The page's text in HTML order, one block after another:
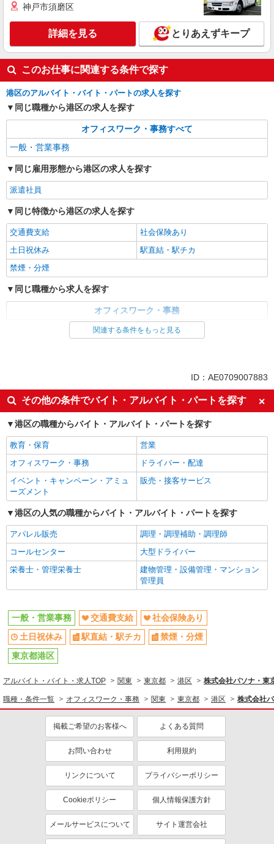
時給1860円 月収例：261000円 ★交通費規定に
基づき交通費支給
東京都港区（白金台駅）
神戸市須磨区
詳細を見る とりあえずキープ
このお仕事に関連する条件で探す
港区のアルバイト・バイト・パートの求人を探す
同じ職種から港区の求人を探す
オフィスワーク・事務すべて
一般・営業事務
同じ雇用形態から港区の求人を探す
派遣社員
同じ特徴から港区の求人を探す
交通費支給
社会保険あり
土日祝休み
駅直結・駅チカ
禁煙・分煙
同じ職種から求人を探す
オフィスワーク・事務
土日祝休み
関連する条件をもっと見る
ID：AE0709007883
その他の条件でバイト・アルバイト・パートを探す
港区の職種からバイト・アルバイト・パートを探す
教育・保育
営業
オフィスワーク・事務
ドライバー・配達
イベント・キャンペーン・アミュ
ーズメント
販売・接客サービス
港区の人気の職種からバイト・アルバイト・パートを探す
アパレル販売
調理・調理補助・調理師
コールセンター
大型ドライバー
栄養士・管理栄養士
建物管理・設備管理・マンション
管理員
一般・営業事務 交通費支給
社会保険あり
土日祝休み
駅直結・駅チカ
禁煙・分煙
東京都港区
アルバイト・バイト・求人TOP 関東 東京都 港区 株式会社パソナ・東
職種・条件一覧 オフィスワーク・事務 関東 東京都 港区 株式会社
掲載ご希望のお客様へ よくある質問
お問い合わせ 利用規約
リンクについて プライバシーポリシー
Cookieポリシー 個人情報保護方針
メールサービスについて サイト運営会社